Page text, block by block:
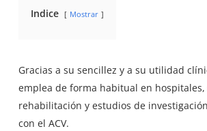
Indice Mostrar
Gracias a su sencillez y a su utilidad
emplea de forma habitual en
rehabilitación y estudios de
con el ACV.